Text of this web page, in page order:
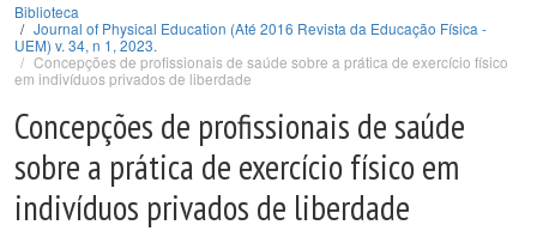
Biblioteca
Journal of Physical Education (Até 2016 Revista da Educação Física -
UEM) v. 34, n 1, 2023.
Concepções de profissionais de saúde sobre a prática de exercício físico
em indivíduos privados de liberdade
Concepções de profissionais de saúde
sobre a prática de exercício físico em
indivíduos privados de liberdade